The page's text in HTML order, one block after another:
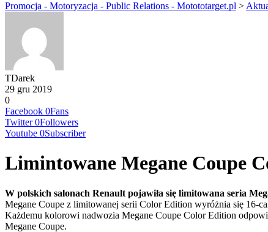
Promocja - Motoryzacja - Public Relations - Motototarget.pl >
TDarek
29 gru 2019
0
Facebook 0Fans
Twitter 0Followers
Youtube 0Subscriber
Limintowane Megane Coupe
W polskich salonach Renault pojawiła się limitowana seria
Megane Coupe z limitowanej serii Color Edition wyróżnia się 16-
Każdemu kolorowi nadwozia Megane Coupe Color Edition
Megane Coupe.